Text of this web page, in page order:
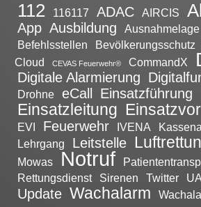
112 116117 ADAC AIRCIS
App Ausbildung Ausnahmelage
Befehlsstellen Bevölkerungsschutz
Cloud
CEVAS Feuerwehr® CommandX
Digitale Alarmierung
Drohne eCall Einsatzführung
Einsatzleitung
EVI Feuerwehr IVENA
Lehrgang
Leitstelle
Mowas
Notruf
Rettungsdienst
Sirenen Twitter
Update Wachalarm